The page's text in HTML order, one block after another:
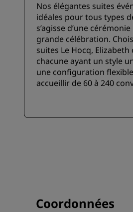
Nos élégantes suites
idéales pour tous types
s’agisse d’une
grande célébration.
suites Le Hocq, Elizabeth
chacune ayant un style
une configuration
accueillir de 60 à 240
Coordonnées